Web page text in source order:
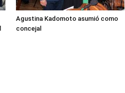
Agustina Kadomoto asumió como
concejal